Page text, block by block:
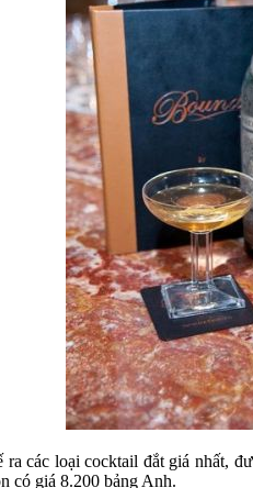
các loại cocktail đắt giá nhất,
có giá 8.200 bảng Anh.